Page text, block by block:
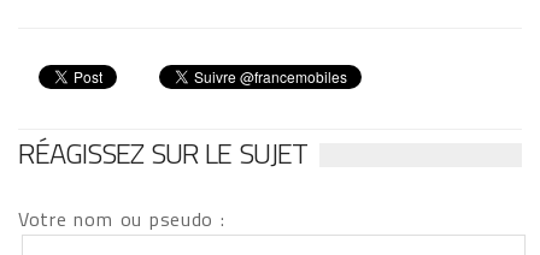
RÉAGISSEZ SUR LE SUJET
Votre nom ou pseudo :